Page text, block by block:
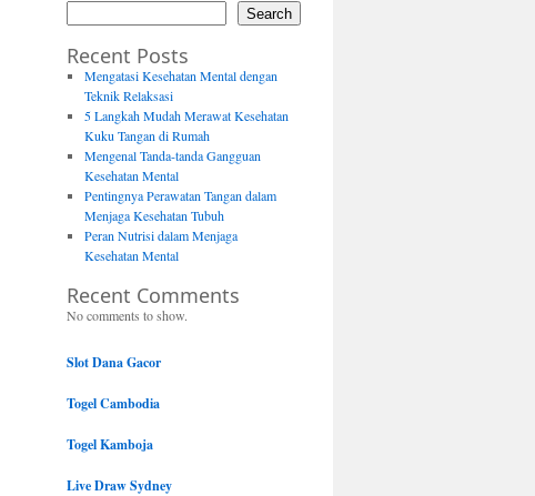
Search
Recent Posts
Mengatasi Kesehatan Mental dengan
Teknik Relaksasi
5 Langkah Mudah Merawat Kesehatan
Kuku Tangan di Rumah
Mengenal Tanda-tanda Gangguan
Kesehatan Mental
Pentingnya Perawatan Tangan dalam
Menjaga Kesehatan Tubuh
Peran Nutrisi dalam Menjaga
Kesehatan Mental
Recent Comments
No comments to show.
Slot Dana Gacor
Togel Cambodia
Togel Kamboja
Live Draw Sydney